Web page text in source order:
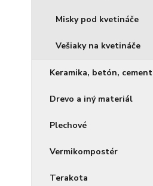
Misky pod kvetináče
Vešiaky na kvetináče
Keramika, betón, cement
Drevo a iný materiál
Plechové
Vermikompostér
Terakota